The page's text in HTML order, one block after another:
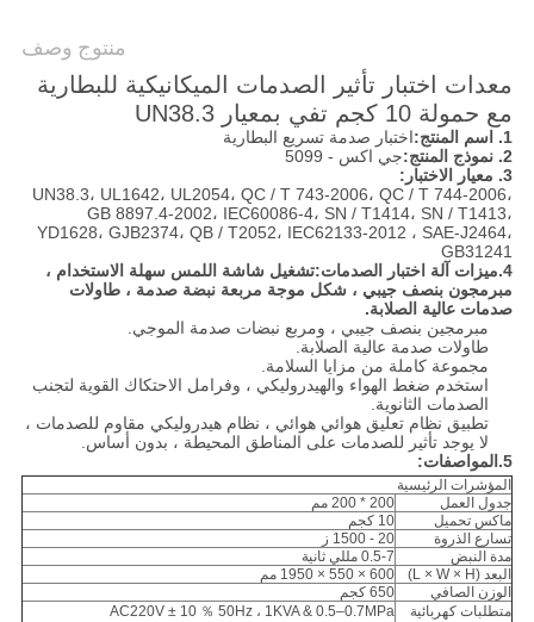
منتوج وصف
معدات اختبار تأثير الصدمات الميكانيكية للبطارية
مع حمولة 10 كجم تفي بمعيار UN38.3
1. اسم المنتج:
اختبار صدمة تسريع البطارية
2. نموذج المنتج:
جي اكس - 5099
3. معيار الاختبار:
UN38.3، UL1642، UL2054، QC / T 743-2006، QC / T 744-2006،
GB 8897.4-2002، IEC60086-4، SN / T1414، SN / T1413،
YD1628، GJB2374، QB / T2052، IEC62133-2012 ، SAE-J2464،
GB31241
4.ميزات آلة اختبار الصدمات:
تشغيل شاشة اللمس سهلة الاستخدام ،
مبرمجون بنصف جيبي ، شكل موجة مربعة نبضة صدمة ، طاولات
صدمات عالية الصلابة.
مبرمجين بنصف جيبي ، ومربع نبضات صدمة الموجي.
طاولات صدمة عالية الصلابة.
مجموعة كاملة من مزايا السلامة.
استخدم ضغط الهواء والهيدروليكي ، وفرامل الاحتكاك القوية لتجنب
الصدمات الثانوية.
تطبيق نظام تعليق هوائي هوائي ، نظام هيدروليكي مقاوم للصدمات ،
لا يوجد تأثير للصدمات على المناطق المحيطة ، بدون أساس.
5.المواصفات:
المؤشرات الرئيسية
جدول العمل
200 * 200 مم
ماكس تحميل
10 كجم
تسارع الذروة
20 - 1500 ز
مدة النبض
0.5-7 مللي ثانية
البعد (L × W × H)
600 × 550 × 1950 مم
الوزن الصافي
650 كجم
متطلبات كهربائية
AC220V ± 10 ％ 50Hz ، 1KVA & 0.5–0.7MPa